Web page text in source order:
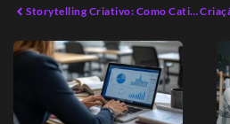
Storytelling Criativo: Como Cativar Audiências em 2026